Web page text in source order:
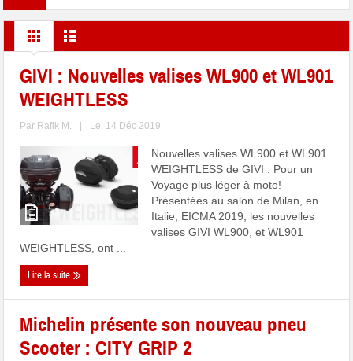
GIVI : Nouvelles valises WL900 et WL901
WEIGHTLESS
Par Rafik M. Le: 14 Déc 2019
Nouvelles valises WL900 et WL901
WEIGHTLESS de GIVI : Pour un
Voyage plus léger à moto!
Présentées au salon de Milan, en
Italie, EICMA 2019, les nouvelles
valises GIVI WL900, et WL901
WEIGHTLESS, ont ...
Lire la suite
Michelin présente son nouveau pneu
Scooter : CITY GRIP 2